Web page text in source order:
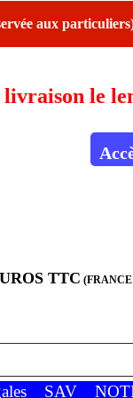
aux
livraison le
TTC
SAV